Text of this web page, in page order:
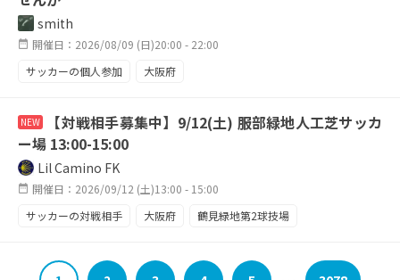
smith
開催日：2026/08/09 (日)20:00 - 22:00
サッカーの個人参加
大阪府
NEW
【対戦相手募集中】9/12(土) 服部緑地人工芝サッカ
ー場 13:00-15:00
Lil Camino FK
開催日：2026/09/12 (土)13:00 - 15:00
サッカーの対戦相手
大阪府
鶴見緑地第2球技場
祝日もサッカー
最高の季節 早朝サッカー